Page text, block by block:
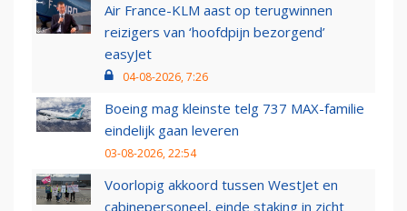
Air France-KLM aast op terugwinnen
reizigers van ‘hoofdpijn bezorgend’
easyJet
04-08-2026, 7:26
Boeing mag kleinste telg 737 MAX-familie
eindelijk gaan leveren
03-08-2026, 22:54
Voorlopig akkoord tussen WestJet en
cabinepersoneel, einde staking in zicht